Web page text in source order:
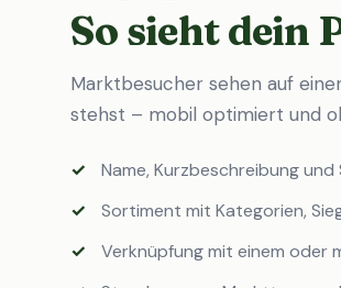
So sieht dein
Marktbesucher sehen auf
stehst – mobil optimiert und
Name, Kurzbeschreibung
Sortiment mit Kategorien,
Verknüpfung mit einem oder